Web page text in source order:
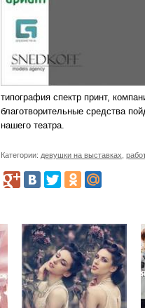
типография спектр принт,
благотворительные средства
нашего театра.
Категории: девушки на выставках